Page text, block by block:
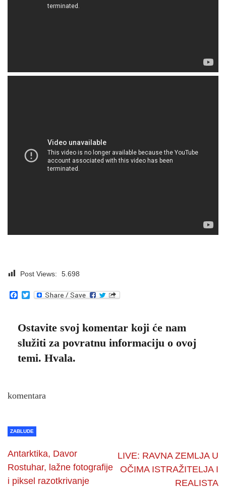
Post Views: 5.698
Facebook
Twitter
Ostavite svoj komentar koji će nam
služiti za povratnu informaciju o ovoj
temi. Hvala.
komentara
ZABLUDE
Antarktika, Davor
Rostuhar, lažne fotografije
i piksel razotkrivanje
LIVE: RAVNA ZEMLJA U
OČIMA ISTRAŽITELJA I
REALISTA